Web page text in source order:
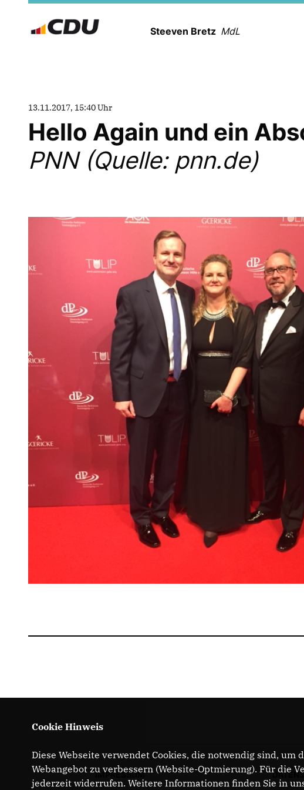
Steeven Bretz MdL
13.11.2017, 15:40 Uhr
Hello Again und ein
PNN (Quelle: pnn.de)
IMPRESSUM
Cookie Hinweis
Diese Webseite verwendet Cookies, die notwendig sind,
Webangebot zu verbessern (Website-Optmierung). Für die
jederzeit widerrufen. Weitere Informationen finden Sie in